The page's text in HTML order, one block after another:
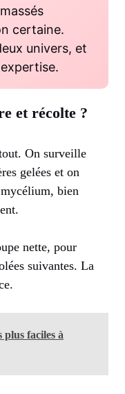
certaine.
univers, et
et récolte ?
On surveille
gelées et on
bien
nette, pour
suivantes. La
plus faciles à